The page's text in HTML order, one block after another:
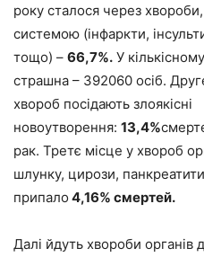
року сталося через
системою (інфаркти,
тощо) – 66,7%. У
страшна – 392060 осіб.
хвороб посідають злоякісні
новоутворення: 13,4%
рак. Третє місце у хвороб
шлунку, цирози,
припало 4,16% смертей.
Далі йдуть хвороби органів